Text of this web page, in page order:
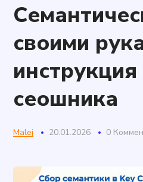
своими
сеошника
Malej 20.01.2026 0